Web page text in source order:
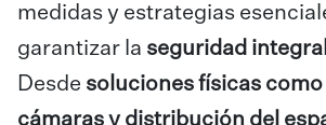
medidas y estrategias
garantizar la seguridad
Desde soluciones físicas
cámaras y distribución del